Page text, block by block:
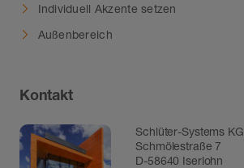
Individuell Akzente setzen
Außenbereich
Kontakt
Schlüter-Systems KG
Schmölestraße 7
D-58640 Iserlohn